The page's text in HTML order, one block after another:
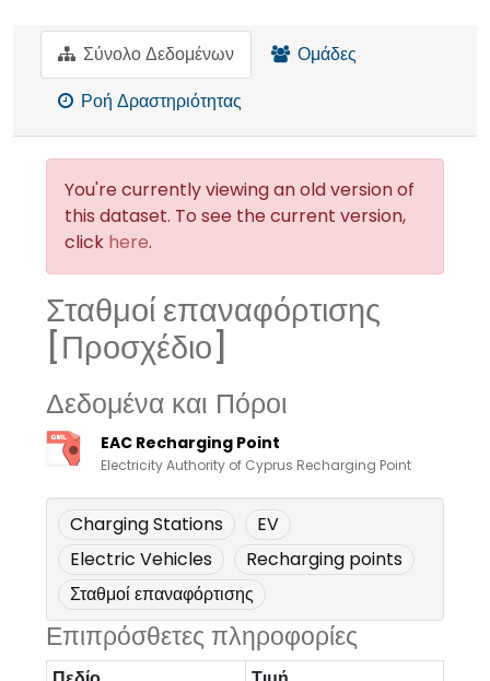
Σύνολο Δεδομένων
Ομάδες
Ροή Δραστηριότητας
You're currently viewing an old version of
this dataset. To see the current version,
click here.
Σταθμοί επαναφόρτισης
[Προσχέδιο]
Δεδομένα και Πόροι
EAC Recharging Point
Electricity Authority of Cyprus Recharging Point
Charging Stations
EV
Electric Vehicles
Recharging points
Σταθμοί επαναφόρτισης
Επιπρόσθετες πληροφορίες